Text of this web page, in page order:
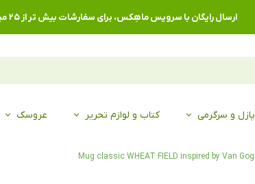
ارسال رایگان با سرویس ماهِکس، برای سفارشات بیش تر از ۲۵ میلیون تومان
پازل و سرگرمی کتاب و لوازم تحریر عروسک